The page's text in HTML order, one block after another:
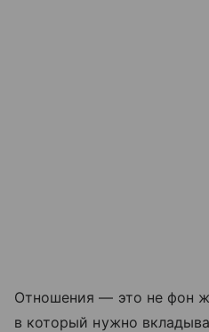
Отношения — это не фон
в который нужно